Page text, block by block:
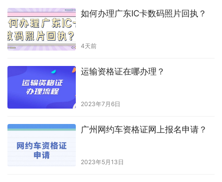
如何办理广东IC卡数码照片回执？
4天前
运输资格证在哪办理？
2023年7月6日
广州网约车资格证网上报名申请？
2023年5月13日